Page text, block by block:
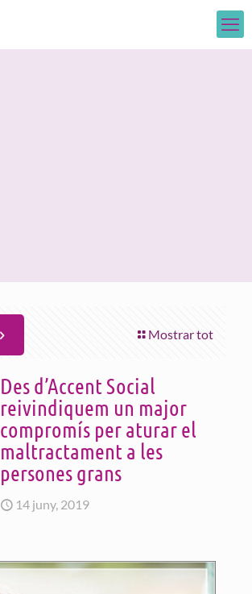
Mostrar tot
Des d’Accent Social
reivindiquem un major
compromís per aturar el
maltractament a les
persones grans
14 juny, 2019